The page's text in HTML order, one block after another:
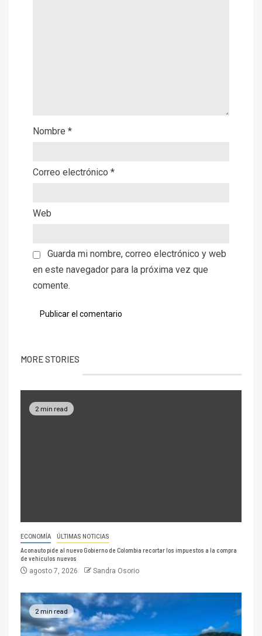
Nombre *
Correo electrónico *
Web
Guarda mi nombre, correo electrónico y web
en este navegador para la próxima vez que
comente.
MORE STORIES
2 min read
ECONOMÍA ÚLTIMAS NOTICIAS
Aconauto pide al nuevo Gobierno de Colombia recortar los impuestos a la compra
de vehículos nuevos
agosto 7, 2026 Sandra Osorio
2 min read